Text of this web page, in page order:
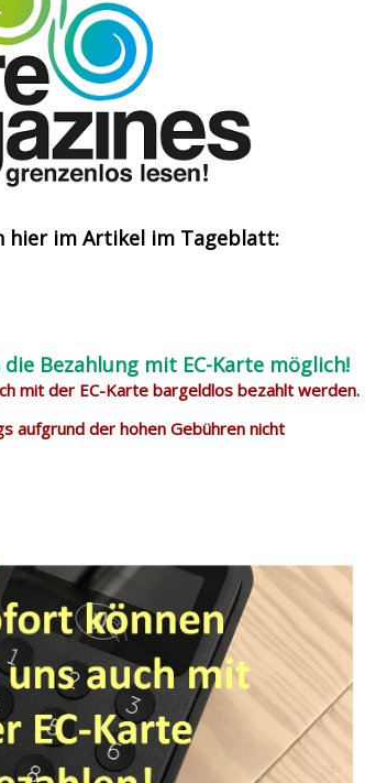
hier im Artikel im Tageblatt:
Bezahlung mit EC-Karte möglich!
mit der EC-Karte bargeldlos bezahlt werden.
aufgrund der hohen Gebühren nicht